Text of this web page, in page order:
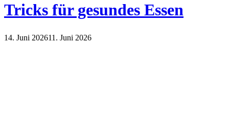
Tricks für gesundes Essen
14. Juni 202611. Juni 2026